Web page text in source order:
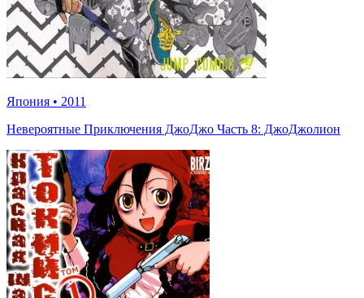
Япония • 2011
Невероятные Приключения ДжоДжо Часть 8: ДжоДжолион